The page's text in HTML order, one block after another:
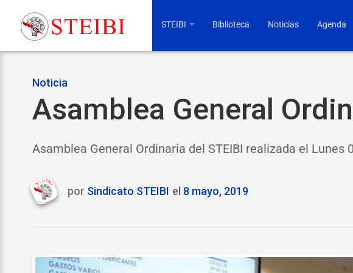
STEIBI Biblioteca Noticias Agenda
Noticia
Asamblea General
Asamblea General Ordinaria del STEIBI realizada el Lunes
Last
2019
por Sindicato STEIBI el 8 mayo, 2019